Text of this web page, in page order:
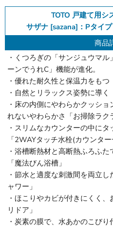
TOTO 戸建て用シ
サザナ [sazana]：Pタイ
商品
・くつろぎの「サンジュウマ
ーンでうれC」機能が進化。
・優れた耐久性と保温力をもつ
・自然とリラックス姿勢に導く
・床の内側にやわらかクッシ
れないやわらかさ「お掃除ラク
・スリムなカウンターの中に
「2WAYタッチ水栓(カウンター
・浴槽断熱材と高断熱ふろふ
「魔法びん浴槽」
・節水と適度な刺激間を両立
ャワー」
・ほこりやカビが付きにくく
リドア」
・炭素の膜で、水あかのこび